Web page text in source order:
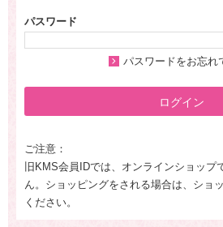
パスワード
パスワードをお忘れ
ログイン
ご注意：
旧KMS会員IDでは、オンラインショップ
ん。ショッピングをされる場合は、ショ
ください。